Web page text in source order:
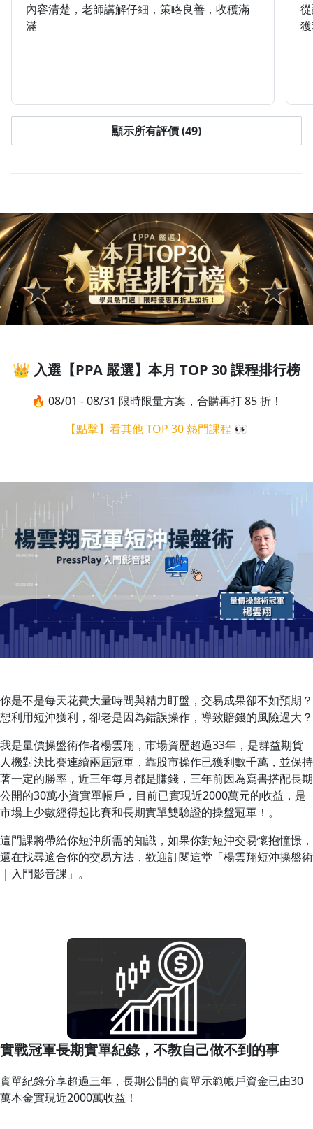
內容清楚，老師講解仔細，策略良善，收穫滿
滿
顯示所有評價 (49)
👑 入選【PPA 嚴選】本月 TOP 30 課程排行榜
🔥 08/01 - 08/31 限時限量方案，合購再打 85 折！
【點擊】看其他 TOP 30 熱門課程 👀
你是不是每天花費大量時間與精力盯盤，交易成果卻不如預期？
想利用短沖獲利，卻老是因為錯誤操作，導致賠錢的風險過大？
我是量價操盤術作者楊雲翔，市場資歷超過33年，是群益期貨
人機對決比賽連續兩屆冠軍，靠股市操作已獲利數千萬，並保持
著一定的勝率，近三年每月都是賺錢，三年前因為寫書搭配長期
公開的30萬小資實單帳戶，目前已實現近2000萬元的收益，是
市場上少數經得起比賽和長期實單雙驗證的操盤冠軍！。
這門課將帶給你短沖所需的知識，如果你對短沖交易懷抱憧憬，
還在找尋適合你的交易方法，歡迎訂閱這堂「楊雲翔短沖操盤術
｜入門影音課」。
實戰冠軍長期實單紀錄，不教自己做不到的事
實單紀錄分享超過三年，長期公開的實單示範帳戶資金已由30
萬本金實現近2000萬收益！